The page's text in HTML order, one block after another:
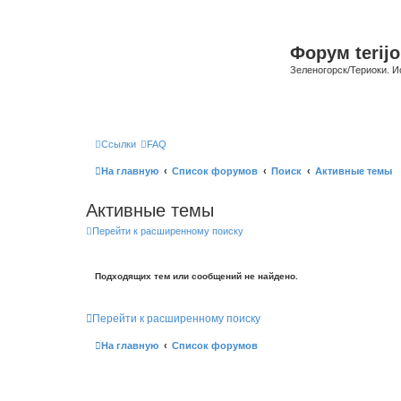
Форум
Зеленогорск/Териоки.
Ссылки FAQ
На главную Список форумов Поиск Активные темы
Активные темы
Перейти к расширенному поиску
Подходящих тем или сообщений не найдено.
Перейти к расширенному поиску
На главную Список форумов